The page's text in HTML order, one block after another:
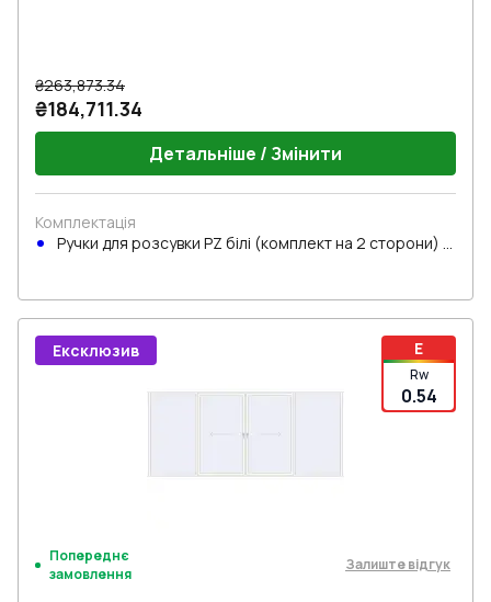
₴263,873.34
₴184,711.34
Детальніше / Змінити
Комплектація
Ручки для розсувки PZ білі (комплект на 2 сторони) з
E
Rw
0.54
Ексклюзив
Попереднє
замовлення
Залиште відгук